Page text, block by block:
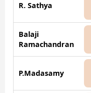
R. Sathya
Balaji
Ramachandran
P.Madasamy